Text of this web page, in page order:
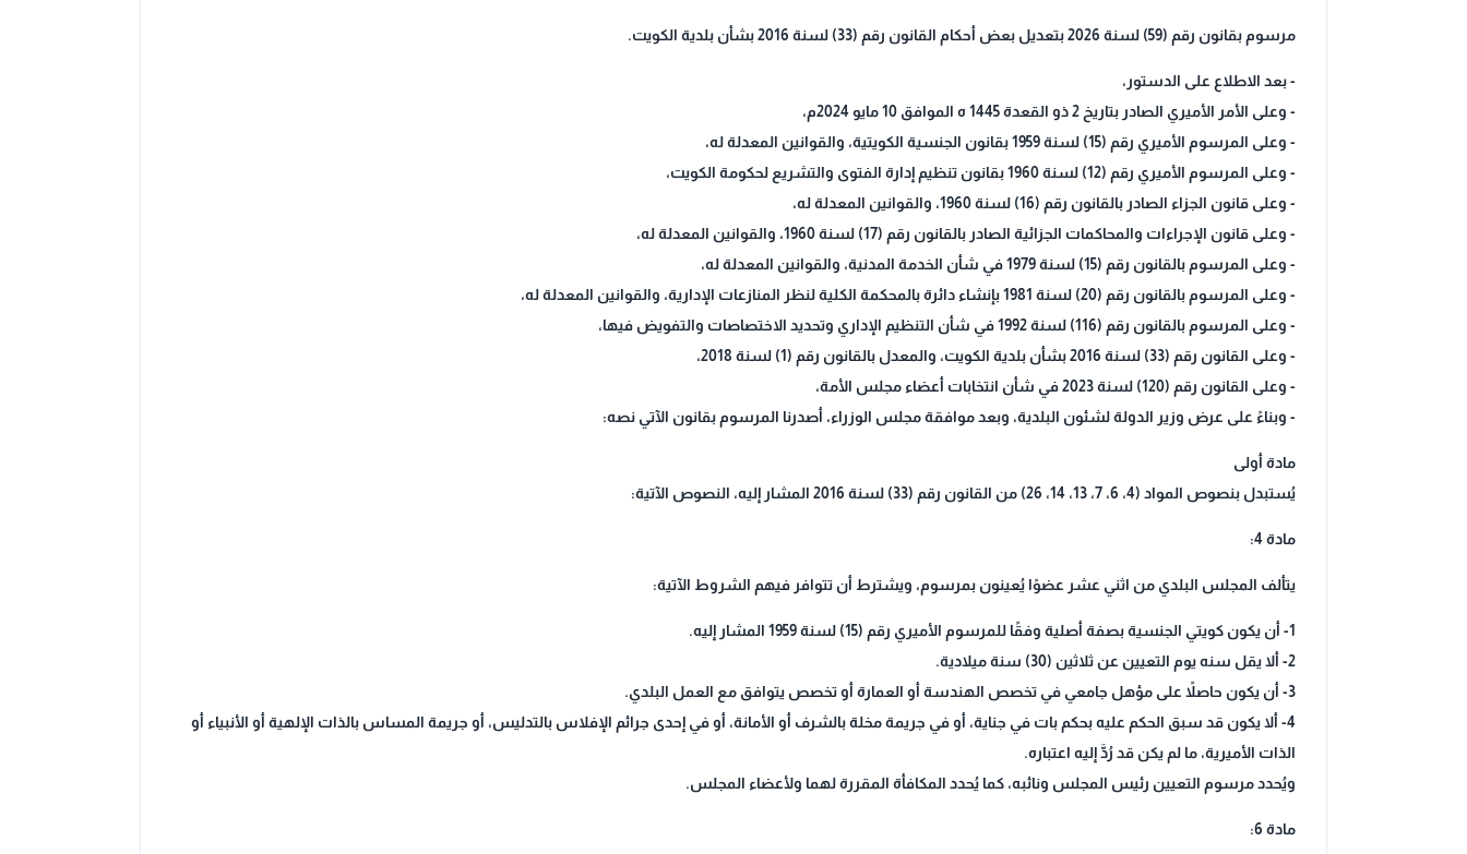
مرسوم بقانون رقم (59) لسنة 2026 بتعديل بعض أحكام القانون رقم (33) لسنة 2016 بشأن بلدية الكويت.
- بعد الاطلاع على الدستور،
- وعلى الأمر الأميري الصادر بتاريخ 2 ذو القعدة 1445 ه الموافق 10 مايو 2024م،
- وعلى المرسوم الأميري رقم (15) لسنة 1959 بقانون الجنسية الكويتية، والقوانين المعدلة له،
- وعلى المرسوم الأميري رقم (12) لسنة 1960 بقانون تنظيم إدارة الفتوى والتشريع لحكومة الكويت،
- وعلى قانون الجزاء الصادر بالقانون رقم (16) لسنة 1960، والقوانين المعدلة له،
- وعلى قانون الإجراءات والمحاكمات الجزائية الصادر بالقانون رقم (17) لسنة 1960، والقوانين المعدلة له،
- وعلى المرسوم بالقانون رقم (15) لسنة 1979 في شأن الخدمة المدنية، والقوانين المعدلة له،
- وعلى المرسوم بالقانون رقم (20) لسنة 1981 بإنشاء دائرة بالمحكمة الكلية لنظر المنازعات الإدارية، والقوانين المعدلة له،
- وعلى المرسوم بالقانون رقم (116) لسنة 1992 في شأن التنظيم الإداري وتحديد الاختصاصات والتفويض فيها،
- وعلى القانون رقم (33) لسنة 2016 بشأن بلدية الكويت، والمعدل بالقانون رقم (1) لسنة 2018،
- وعلى القانون رقم (120) لسنة 2023 في شأن انتخابات أعضاء مجلس الأمة،
- وبناءً على عرض وزير الدولة لشئون البلدية، وبعد موافقة مجلس الوزراء، أصدرنا المرسوم بقانون الآتي نصه:
مادة أولى
يُستبدل بنصوص المواد (4، 6، 7، 13، 14، 26) من القانون رقم (33) لسنة 2016 المشار إليه، النصوص الآتية:
مادة 4:
يتألف المجلس البلدي من اثني عشر عضوًا يُعينون بمرسوم، ويشترط أن تتوافر فيهم الشروط الآتية:
1- أن يكون كويتي الجنسية بصفة أصلية وفقًا للمرسوم الأميري رقم (15) لسنة 1959 المشار إليه.
2- ألا يقل سنه يوم التعيين عن ثلاثين (30) سنة ميلادية.
3- أن يكون حاصلاً على مؤهل جامعي في تخصص الهندسة أو العمارة أو تخصص يتوافق مع العمل البلدي.
4- ألا يكون قد سبق الحكم عليه بحكم بات في جناية، أو في جريمة مخلة بالشرف أو الأمانة، أو في إحدى جرائم الإفلاس بالتدليس، أو جريمة المساس بالذات الإلهية أو الأنبياء أو
الذات الأميرية، ما لم يكن قد رُدَّ إليه اعتباره.
ويُحدد مرسوم التعيين رئيس المجلس ونائبه، كما يُحدد المكافأة المقررة لهما ولأعضاء المجلس.
مادة 6: